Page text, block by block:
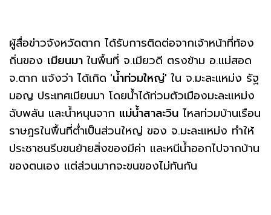
ผู้สื่อข่าวจังหวัดตาก ได้รับการติดต่อจากเจ้าหน้าที่ท้อง
ถิ่นของ เมียนมา ในพื้นที่ จ.เมียวดี ตรงข้าม อ.แม่สอด
จ.ตาก แจ้งว่า ได้เกิด 'น้ำท่วมใหญ่' ใน จ.มะละแหม่ง รัฐ
มอญ ประเทศเมียนมา โดยน้ำได้ท่วมตัวเมืองมะละแหม่ง
ฉับพลัน และน้ำหนุนจาก แม่น้ำสาละวิน ไหลท่วมบ้านเรือน
ราษฎรในพื้นที่ต่ำเป็นส่วนใหญ่ ของ จ.มะละแหม่ง ทำให้
ประชาชนรีบขนย้ายสิ่งของมีค่า และหนีน้ำออกไปจากบ้าน
ของตนเอง แต่ส่วนมากจะขนของไม่ทันกัน